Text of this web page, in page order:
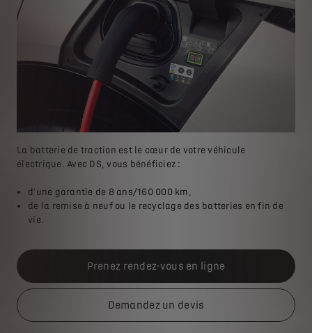
La batterie de traction est le cœur de votre véhicule
électrique. Avec DS, vous bénéficiez :
d'une garantie de 8 ans/160 000 km,
de la remise à neuf ou le recyclage des batteries en fin de
vie.
Prenez rendez-vous en ligne
Demandez un devis